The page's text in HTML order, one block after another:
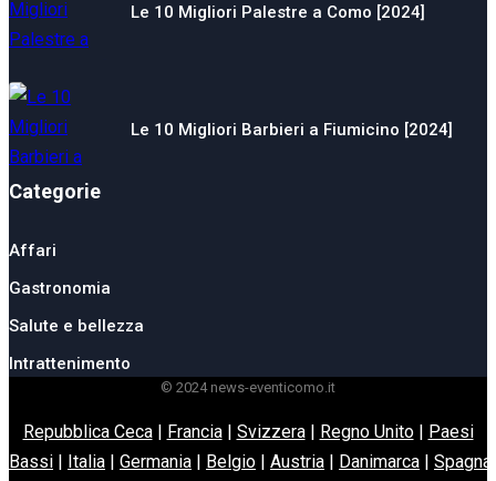
Le 10 Migliori Palestre a Como [2024]
Le 10 Migliori Barbieri a Fiumicino [2024]
Categorie
Affari
Gastronomia
Salute e bellezza
Intrattenimento
© 2024 news-eventicomo.it
Repubblica Ceca| Francia| Svizzera| Regno Unito| Paesi
Bassi | Italia | Germania | Belgio | Austria | Danimarca | Spagna